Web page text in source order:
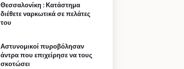
Θεσσαλονίκη : Κατάστημα
διέθετε ναρκωτικά σε πελάτες
του
Αστυνομικοί πυροβόλησαν
άντρα που επιχείρησε να τους
σκοτώσει